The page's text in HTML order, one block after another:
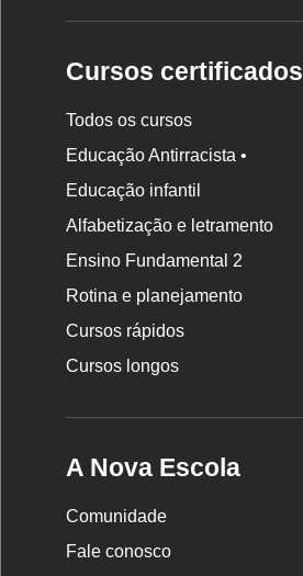
Cursos certificados
Todos os cursos
Educação Antirracista •
Educação infantil
Alfabetização e letramento
Ensino Fundamental 2
Rotina e planejamento
Cursos rápidos
Cursos longos
A Nova Escola
Comunidade
Fale conosco